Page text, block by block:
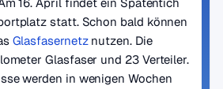
statt. Schon bald können
Glasfasernetznutzen. Die
Glasfaser und 23 Verteiler.
werden in wenigen Wochen